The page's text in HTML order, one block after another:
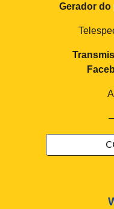
Gerador do